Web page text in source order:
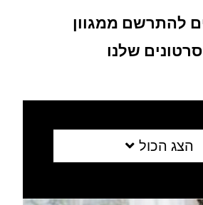
להתרשם ממגוון
שלנו
הצג הכול